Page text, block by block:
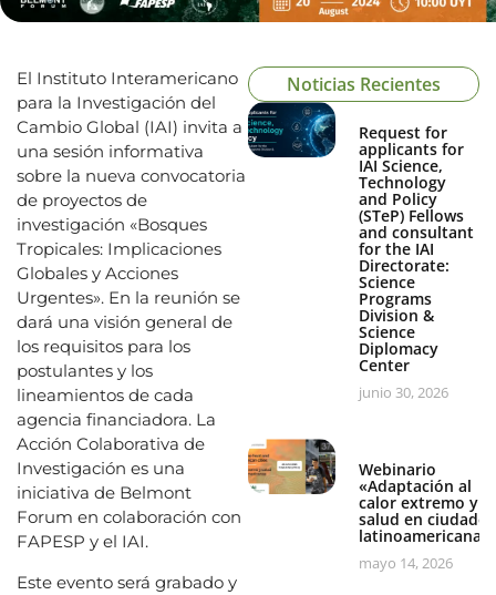
El Instituto Interamericano
para la Investigación del
Cambio Global (IAI) invita a
una sesión informativa
sobre la nueva convocatoria
de proyectos de
investigación «Bosques
Tropicales: Implicaciones
Globales y Acciones
Urgentes». En la reunión se
dará una visión general de
los requisitos para los
postulantes y los
lineamientos de cada
agencia financiadora. La
Acción Colaborativa de
Investigación es una
iniciativa de Belmont
Forum en colaboración con
FAPESP y el IAI.
Este evento será grabado y
Noticias Recientes
Request for
applicants for
IAI Science,
Technology
and Policy
(STeP) Fellows
and consultant
for the IAI
Directorate:
Science
Programs
Division &
Science
Diplomacy
Center
junio 30, 2026
Webinario
«Adaptación al
calor extremo y
salud en ciudades
mayo 14, 2026